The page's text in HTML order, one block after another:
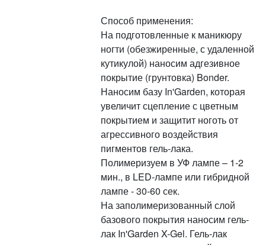
Способ применения:
На подготовленные к маникюру
ногти (обезжиренные, с удаленной
кутикулой) наносим адгезивное
покрытие (грунтовка) Bonder.
Наносим базу In'Garden, которая
увеличит сцепление с цветным
покрытием и защитит ноготь от
агрессивного воздействия
пигментов гель-лака.
Полимеризуем в УФ лампе – 1-2
мин., в LED-лампе или гибридной
лампе - 30-60 сек.
На заполимеризованный слой
базового покрытия наносим гель-
лак In'Garden X-Gel. Гель-лак